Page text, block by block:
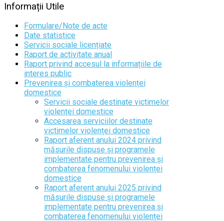
Informații Utile
Formulare/Note de acte
Date statistice
Servicii sociale licențiate
Raport de activitate anual
Raport privind accesul la informațiile de
interes public
Prevenirea și combaterea violenței
domestice
Servicii sociale destinate victimelor
violenței domestice
Accesarea serviciilor destinate
victimelor violenței domestice
Raport aferent anului 2024 privind
măsurile dispuse și programele
implementate pentru prevenirea și
combaterea fenomenului violenței
domestice
Raport aferent anului 2025 privind
măsurile dispuse și programele
implementate pentru prevenirea și
combaterea fenomenului violenței